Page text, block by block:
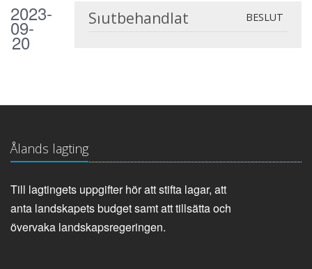
2023-
09-
20
Slutbehandlat BESLUT
Ålands lagting
Till lagtingets uppgifter hör att stifta lagar, att
anta landskapets budget samt att tillsätta och
övervaka landskapsregeringen.